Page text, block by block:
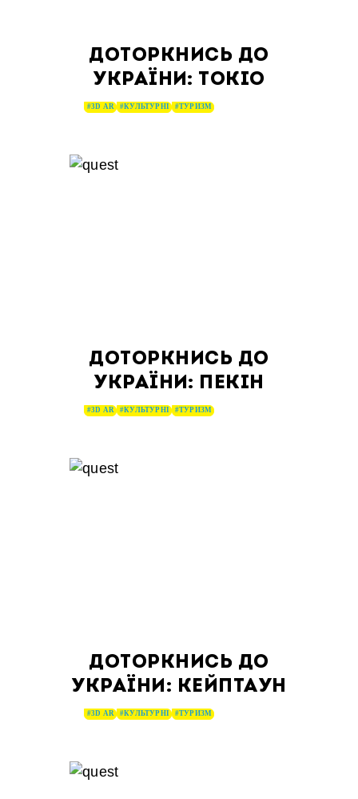
ДОТОРКНИСЬ ДО
УКРАЇНИ: ТОКІО
#3D AR #КУЛЬТУРНІ #ТУРИЗМ
ДОТОРКНИСЬ ДО
УКРАЇНИ: ПЕКІН
#3D AR #КУЛЬТУРНІ #ТУРИЗМ
ДОТОРКНИСЬ ДО
УКРАЇНИ: КЕЙПТАУН
#3D AR #КУЛЬТУРНІ #ТУРИЗМ